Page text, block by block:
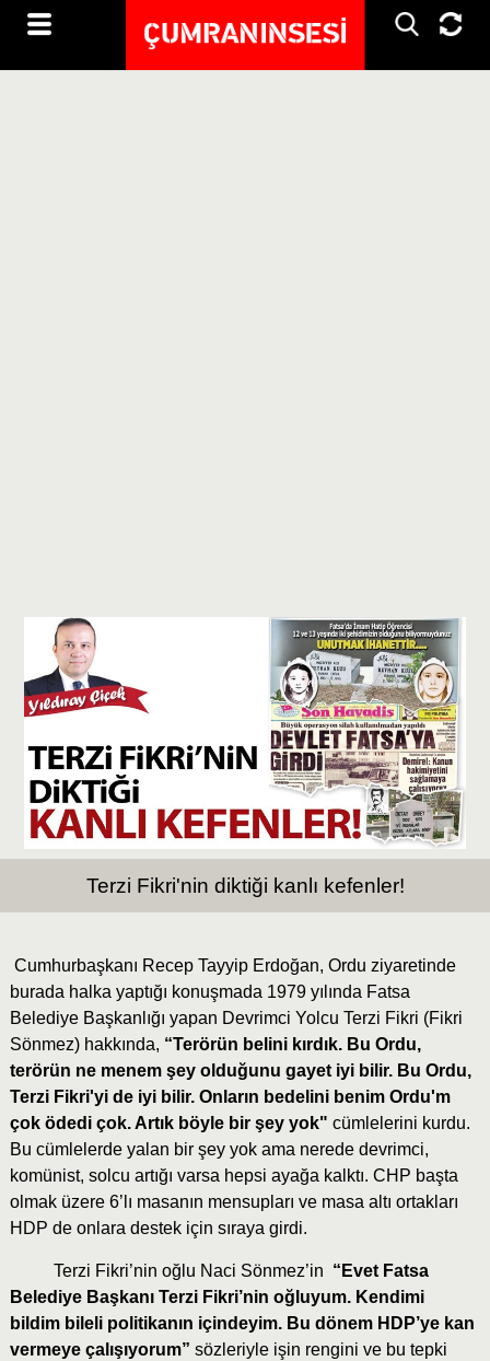
Terzi Fikri'nin diktiği kanlı kefenler!
Cumhurbaşkanı Recep Tayyip Erdoğan, Ordu ziyaretinde
burada halka yaptığı konuşmada 1979 yılında Fatsa
Belediye Başkanlığı yapan Devrimci Yolcu Terzi Fikri (Fikri
Sönmez) hakkında, “Terörün belini kırdık. Bu Ordu,
terörün ne menem şey olduğunu gayet iyi bilir. Bu Ordu,
Terzi Fikri'yi de iyi bilir. Onların bedelini benim Ordu'm
çok ödedi çok. Artık böyle bir şey yok" cümlelerini kurdu.
Bu cümlelerde yalan bir şey yok ama nerede devrimci,
komünist, solcu artığı varsa hepsi ayağa kalktı. CHP başta
olmak üzere 6’lı masanın mensupları ve masa altı ortakları
HDP de onlara destek için sıraya girdi.
Terzi Fikri’nin oğlu Naci Sönmez’in “Evet Fatsa
Belediye Başkanı Terzi Fikri’nin oğluyum. Kendimi
bildim bileli politikanın içindeyim. Bu dönem HDP’ye kan
vermeye çalışıyorum” sözleriyle işin rengini ve bu tepki